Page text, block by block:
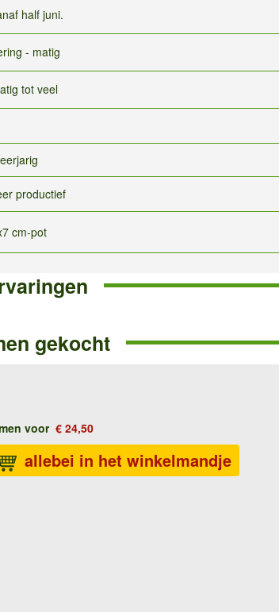
half juni.
- matig
tot veel
productief
cm-pot
gekocht
voor € 24,50
allebei in het winkelmandje